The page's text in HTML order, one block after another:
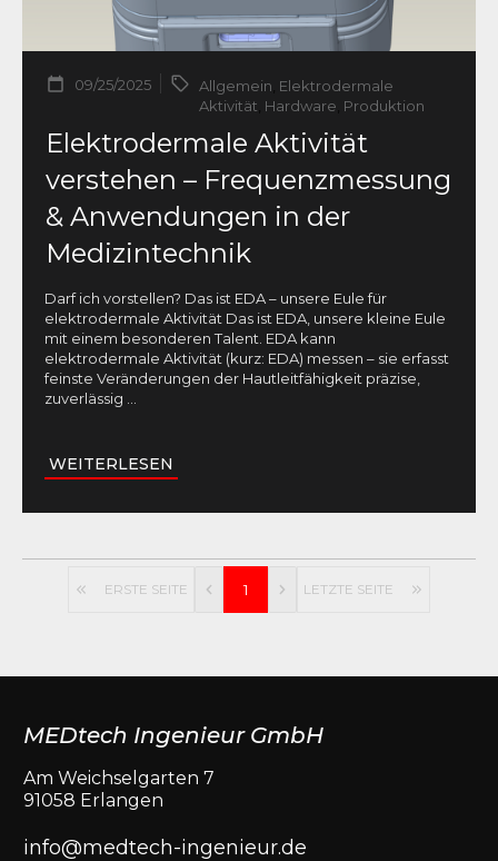
09/25/2025 Allgemein Elektrodermale
Aktivität Hardware Produktion
Elektrodermale Aktivität
verstehen – Frequenzmessung
& Anwendungen in der
Medizintechnik
Darf ich vorstellen? Das ist EDA – unsere Eule für
elektrodermale Aktivität Das ist EDA, unsere kleine Eule
mit einem besonderen Talent. EDA kann
elektrodermale Aktivität (kurz: EDA) messen – sie erfasst
feinste Veränderungen der Hautleitfähigkeit präzise,
zuverlässig
WEITERLESEN
ERSTE SEITE 1 LETZTE SEITE
MEDtech Ingenieur GmbH
Am Weichselgarten 7
91058 Erlangen
info@medtech-ingenieur.de